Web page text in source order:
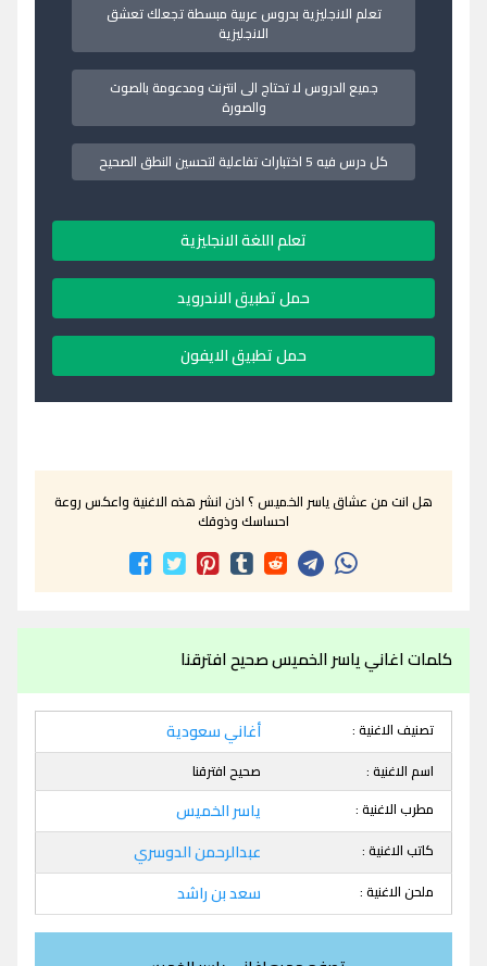
تعلم الانجليزية بدروس عربية مبسطة تجعلك تعشق
الانجليزية
جميع الدروس لا تحتاج الى انترنت ومدعومة بالصوت
والصورة
كل درس فيه 5 اختبارات تفاعلية لتحسين النطق الصحيح
تعلم اللغة الانجليزية
حمل تطبيق الاندرويد
حمل تطبيق الايفون
هل انت من عشاق ياسر الخميس ؟ اذن انشر هذه الاغنية واعكس روعة
احساسك وذوقك
كلمات اغاني ياسر الخميس صحيح افترقنا
تصنيف الاغنية : أغاني سعودية
اسم الاغنية :
صحيح افترقنا
مطرب الاغنية :
ياسر الخميس
كاتب الاغنية : عبدالرحمن الدوسري
ملحن الاغنية : سعد بن راشد